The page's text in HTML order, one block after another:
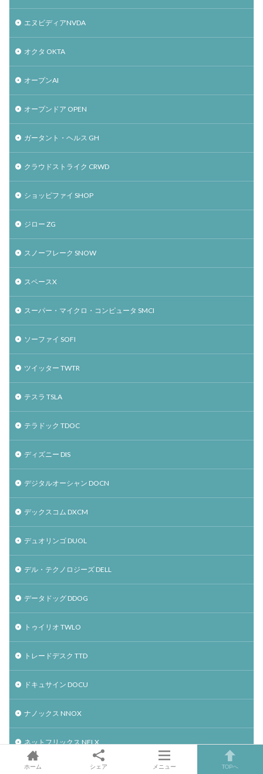
エヌビディアNVDA
オクタ OKTA
オープンAI
オープンドア OPEN
ガータント・ヘルス GH
クラウドストライク CRWD
ショッピファイ SHOP
ジロー ZG
スノーフレーク SNOW
スペースX
スーパー・マイクロ・コンピュータ SMCI
ソーファイ SOFI
ツイッター TWTR
テスラ TSLA
テラドック TDOC
ディズニー DIS
デジタルオーシャン DOCN
デックスコム DXCM
デュオリンゴ DUOL
デル・テクノロジーズ DELL
データドッグ DDOG
トゥイリオ TWLO
トレードデスク TTD
ドキュサイン DOCU
ナノックス NNOX
ネットフリックス NFLX
パランティア PLTR
ホーム シェア メニュー TOPへ